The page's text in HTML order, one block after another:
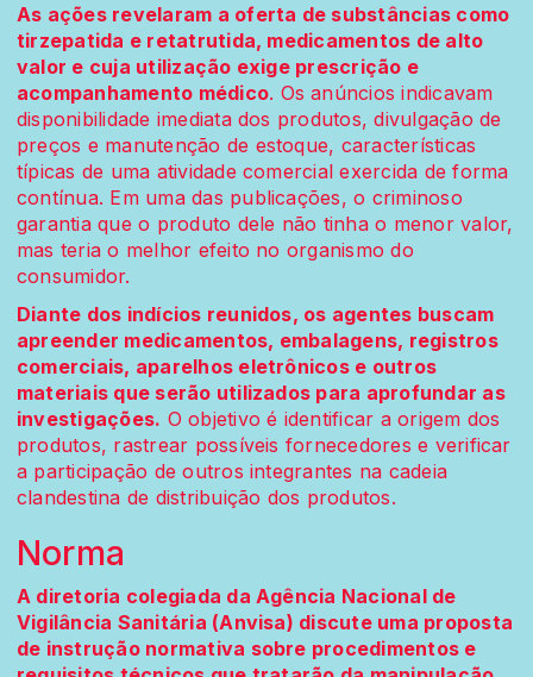
As ações revelaram a oferta de substâncias como
tirzepatida e retatrutida, medicamentos de alto
valor e cuja utilização exige prescrição e
acompanhamento médico. Os anúncios indicavam
disponibilidade imediata dos produtos, divulgação de
preços e manutenção de estoque, características
típicas de uma atividade comercial exercida de forma
contínua. Em uma das publicações, o criminoso
garantia que o produto dele não tinha o menor valor,
mas teria o melhor efeito no organismo do
consumidor.
Diante dos indícios reunidos, os agentes buscam
apreender medicamentos, embalagens, registros
comerciais, aparelhos eletrônicos e outros
materiais que serão utilizados para aprofundar as
investigações. O objetivo é identificar a origem dos
produtos, rastrear possíveis fornecedores e verificar
a participação de outros integrantes na cadeia
clandestina de distribuição dos produtos.
Norma
A diretoria colegiada da Agência Nacional de
Vigilância Sanitária (Anvisa) discute uma proposta
de instrução normativa sobre procedimentos e